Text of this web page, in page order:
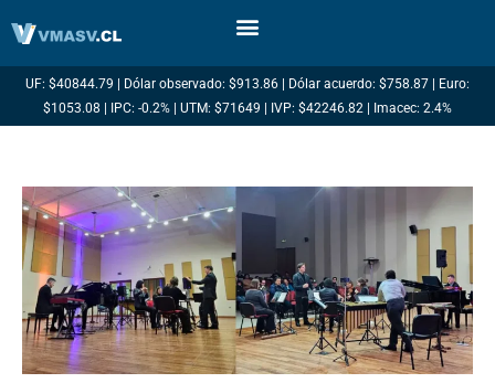
UF: $40844.79 | Dólar observado: $913.86 | Dólar acuerdo: $758.87 | Euro:
$1053.08 | IPC: -0.2% | UTM: $71649 | IVP: $42246.82 | Imacec: 2.4%